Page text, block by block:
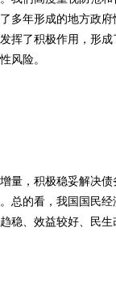
多年形成的地方政
挥了积极作用，形
风险。
，积极稳妥解决债
总的看，我国国民
稳、效益较好、民生